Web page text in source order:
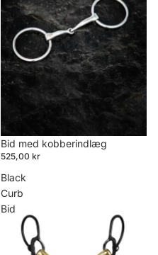
Bid med kobberindlæg
525,00 kr
Black
Curb
Bid